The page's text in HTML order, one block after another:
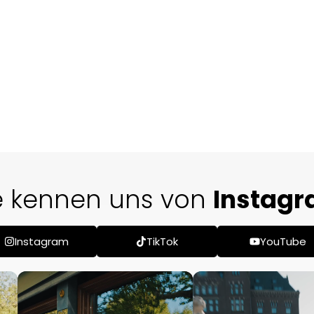
kennen uns von
Instagram TikTok YouTube